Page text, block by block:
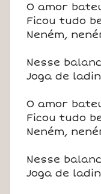
O amor
Ficou tudo
Neném,
Nesse
Joga de
O amor
Ficou tudo
Neném,
Nesse
Joga de